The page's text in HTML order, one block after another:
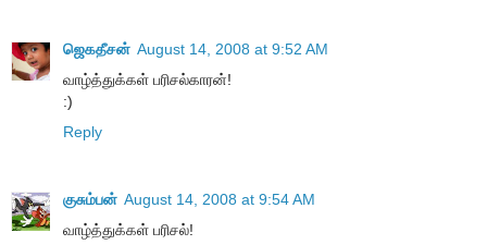
ஜெகதீசன் August 14, 2008 at 9:52 AM
வாழ்த்துக்கள் பரிசல்காரன்!
:)
Reply
குசும்பன் August 14, 2008 at 9:54 AM
வாழ்த்துக்கள் பரிசல்!